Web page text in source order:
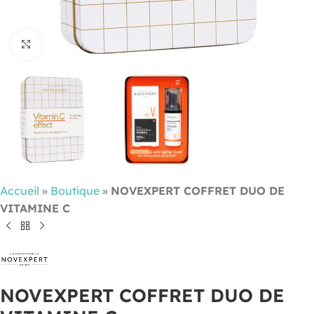
Cliquez pour agrandir
Accueil » Boutique » NOVEXPERT COFFRET DUO DE
VITAMINE C
NOVEXPERT COFFRET DUO DE